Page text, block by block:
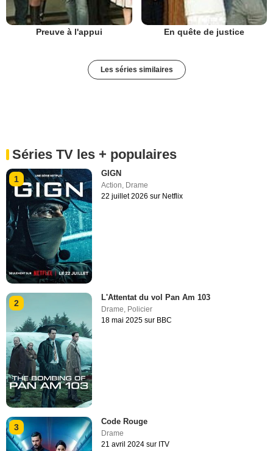
Preuve à l'appui En quête de justice
Les séries similaires
Séries TV les + populaires
1
GIGN
Action Drame
22 juillet 2026 sur Netflix
2
L'Attentat du vol Pan Am 103
Drame, Policier
18 mai 2025 sur BBC
3
Code Rouge
Drame
21 avril 2024 sur ITV